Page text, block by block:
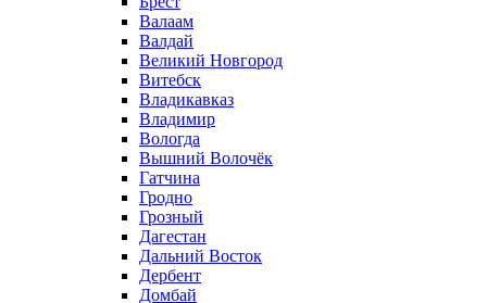
Валаам
Валдай
Великий Новгород
Витебск
Владикавказ
Владимир
Вологда
Вышний Волочёк
Гатчина
Гродно
Грозный
Дагестан
Дальний Восток
Дербент
Домбай